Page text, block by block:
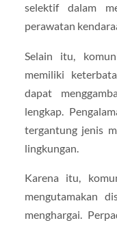
selektif dalam
perawatan
Selain itu,
memiliki
dapat
lengkap.
tergantung jenis
lingkungan.
Karena itu,
mengutamakan
menghargai.